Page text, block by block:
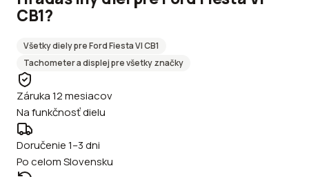
CB1?
Všetky diely preFordFiesta VI CB1
Tachometer a displejpre všetky značky
Záruka 12 mesiacov
Na funkčnosť dielu
Doručenie 1–3 dni
Po celom Slovensku